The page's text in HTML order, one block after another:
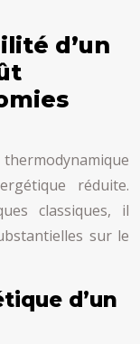
d’un
réduite.
classiques, il
sur le
d’un